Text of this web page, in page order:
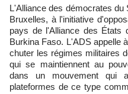
L'Alliance des démocrates
Bruxelles, à l'initiative
pays de l'Alliance des
Burkina Faso. L'ADS appelle
chuter les régimes militaires
qui se maintiennent au
dans un mouvement qui
plateformes de ce type